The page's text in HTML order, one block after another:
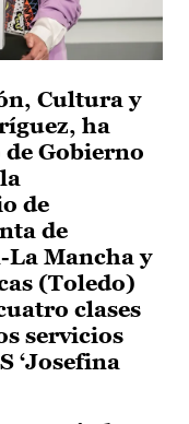
Cultura y
ha
de Gobierno
de
de
La Mancha y
(Toledo)
clases
servicios
‘Josefina